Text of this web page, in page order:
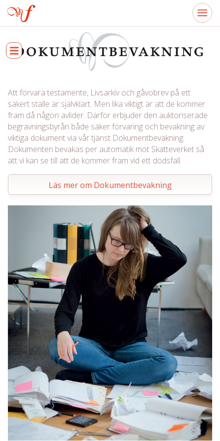
Att förvara testamente, Livsarkiv och gåvobrev på ett
säkert ställe är självklart. Men lika viktigt är att de kommer
fram då någon avlider. Därför erbjuder den auktoriserade
begravningsbyrån både säker förvaring och bevakning av
viktiga dokument via vår tjänst Dokumentbevakning.
Dokumenten bevakas per automatik mot Skatteverket så
att vi kan se till att de kommer fram vid ett dödsfall.
Läs mer om Dokumentbevakning